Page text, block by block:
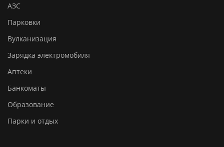
АЗС
Парковки
Вулканизация
Зарядка электромобиля
Аптеки
Банкоматы
Образование
Парки и отдых